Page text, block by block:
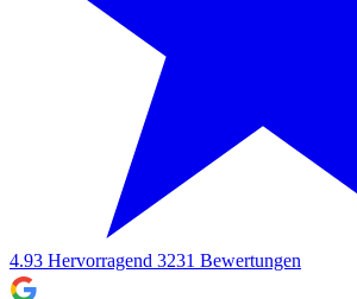
4.93 Hervorragend 3231 Bewertungen